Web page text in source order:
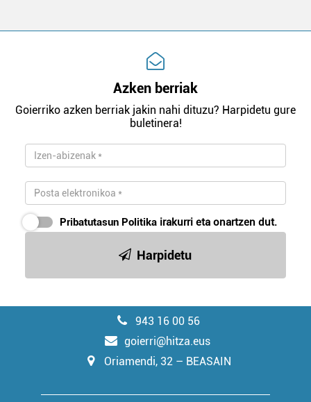
Azken berriak
Goierriko azken berriak jakin nahi dituzu? Harpidetu gure
buletinera!
Pribatutasun Politika irakurri eta onartzen dut.
Harpidetu
943 16 00 56
goierri@hitza.eus
Oriamendi, 32 – BEASAIN